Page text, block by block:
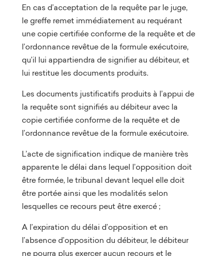
En cas d’acceptation de la requête par le juge,
le greffe remet immédiatement au requérant
une copie certifiée conforme de la requête et de
l’ordonnance revêtue de la formule exécutoire,
qu’il lui appartiendra de signifier au débiteur, et
lui restitue les documents produits.
Les documents justificatifs produits à l’appui de
la requête sont signifiés au débiteur avec la
copie certifiée conforme de la requête et de
l’ordonnance revêtue de la formule exécutoire.
L’acte de signification indique de manière très
apparente le délai dans lequel l’opposition doit
être formée, le tribunal devant lequel elle doit
être portée ainsi que les modalités selon
lesquelles ce recours peut être exercé ;
A l’expiration du délai d’opposition et en
l’absence d’opposition du débiteur, le débiteur
ne pourra plus exercer aucun recours et le